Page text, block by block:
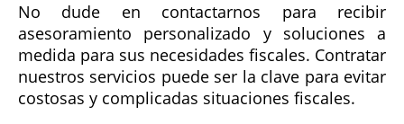
No dude en contactarnos para recibir
asesoramiento personalizado y soluciones a
medida para sus necesidades fiscales. Contratar
nuestros servicios puede ser la clave para evitar
costosas y complicadas situaciones fiscales.